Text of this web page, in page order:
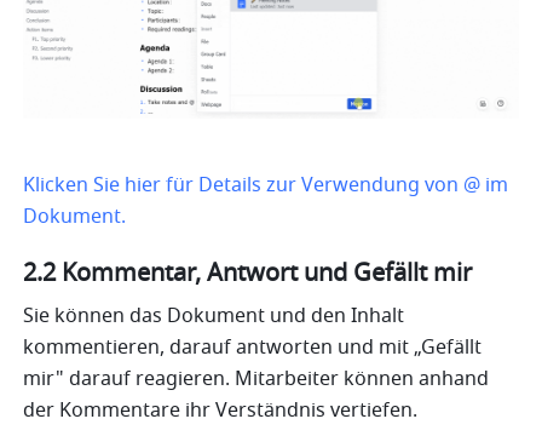
Klicken Sie hier für Details zur Verwendung von @ im
Dokument.
2.2 Kommentar, Antwort und Gefällt mir
Sie können das Dokument und den Inhalt
kommentieren, darauf antworten und mit „Gefällt
mir" darauf reagieren. Mitarbeiter können anhand
der Kommentare ihr Verständnis vertiefen.